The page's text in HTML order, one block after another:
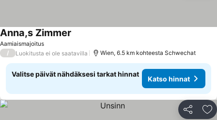
Aamiaismajoitus
Anna,s Zimmer
/ Luokitusta ei ole saatavilla Wien, 6.5 km kohteesta Schwechat
Valitse päivät nähdäksesi tarkat hinnat
Katso hinnat
Jaa